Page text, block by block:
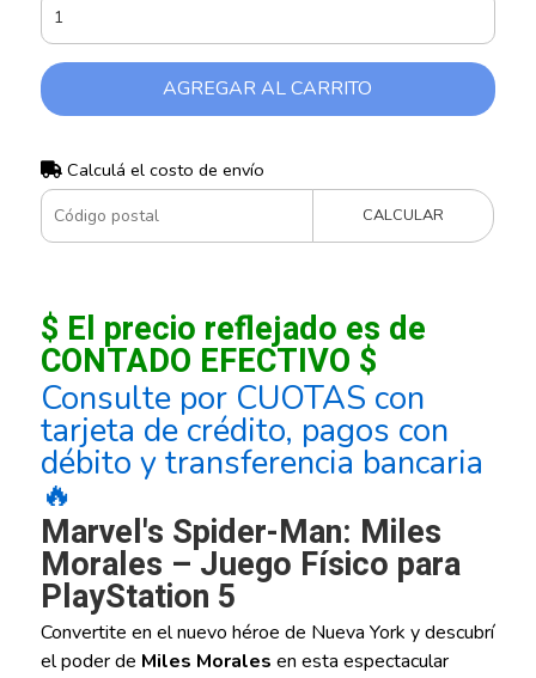
AGREGAR AL CARRITO
Calculá el costo de envío
CALCULAR
$ El precio reflejado es de
CONTADO EFECTIVO $
Consulte por CUOTAS con
tarjeta de crédito, pagos con
débito y transferencia bancaria
🔥
Marvel's Spider-Man: Miles
Morales – Juego Físico para
PlayStation 5
Convertite en el nuevo héroe de Nueva York y descubrí
el poder de Miles Morales en esta espectacular